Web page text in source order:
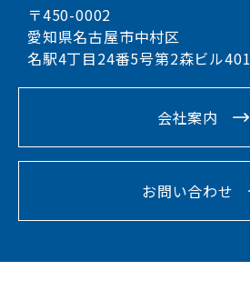
〒450-0002
愛知県名古屋市中村区
名駅4丁目24番5号第2森ビル401
会社案内
お問い合わせ